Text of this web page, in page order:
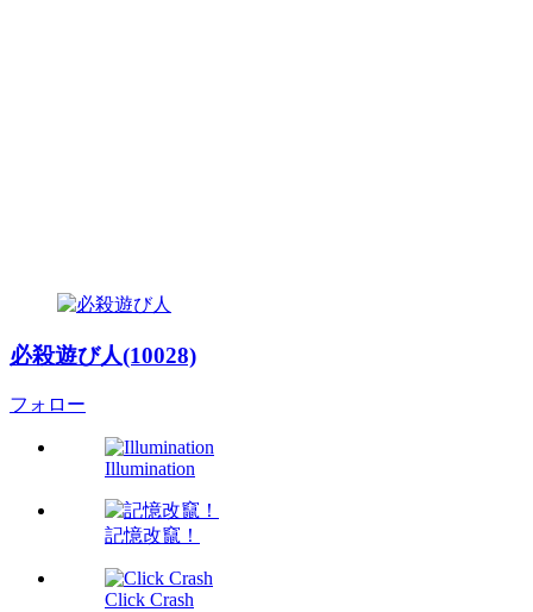
必殺遊び人(10028)
フォロー
Illumination
記憶改竄！
Click Crash